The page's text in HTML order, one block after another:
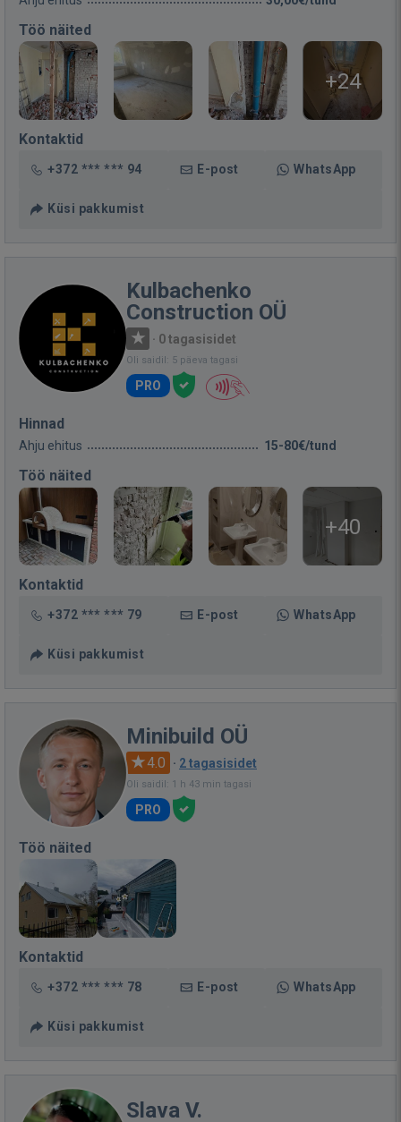
Töö näited
+24
Kontaktid
+372 *** *** 94 E-post WhatsApp
Küsi pakkumist
Kulbachenko
Construction OÜ
· 0 tagasisidet
Oli saidil: 5 päeva tagasi
PRO
Hinnad
Ahju ehitus 15-80€/tund
Töö näited
+40
Kontaktid
+372 *** *** 79 E-post WhatsApp
Küsi pakkumist
Minibuild OÜ
4.0 · 2 tagasisidet
Oli saidil: 1 h 43 min tagasi
PRO
Töö näited
Kontaktid
+372 *** *** 78 E-post WhatsApp
Küsi pakkumist
Slava V.